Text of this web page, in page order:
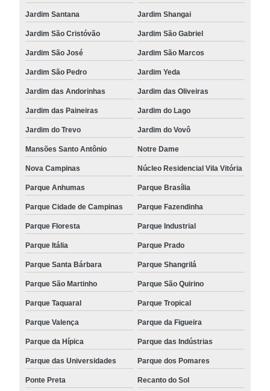
Jardim Santana Jardim Shangai
Jardim São Cristóvão Jardim São Gabriel
Jardim São José Jardim São Marcos
Jardim São Pedro Jardim Yeda
Jardim das Andorinhas Jardim das Oliveiras
Jardim das Paineiras Jardim do Lago
Jardim do Trevo Jardim do Vovô
Mansões Santo Antônio Notre Dame
Nova Campinas Núcleo Residencial Vila Vitória
Parque Anhumas Parque Brasília
Parque Cidade de Campinas Parque Fazendinha
Parque Floresta Parque Industrial
Parque Itália Parque Prado
Parque Santa Bárbara Parque Shangrilá
Parque São Martinho Parque São Quirino
Parque Taquaral Parque Tropical
Parque Valença Parque da Figueira
Parque da Hípica Parque das Indústrias
Parque das Universidades Parque dos Pomares
Ponte Preta Recanto do Sol